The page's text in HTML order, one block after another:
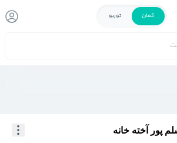
کمان توربو
پور آخته خانه